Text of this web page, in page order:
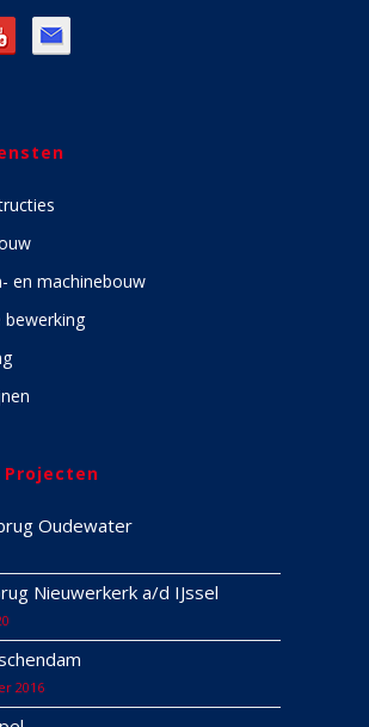
en machinebouw
bewerking
Oudewater
Nieuwerkerk a/d IJssel
2016